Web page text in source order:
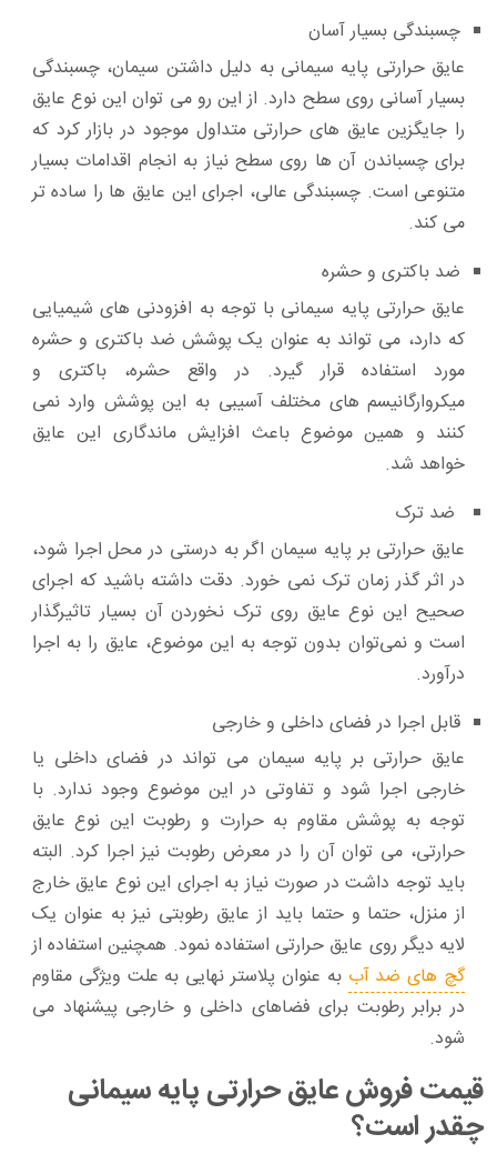
چسبندگی بسیار آسان
عایق حرارتی پایه سیمانی به دلیل داشتن سیمان، چسبندگی
بسیار آسانی روی سطح دارد. از این رو می توان این نوع عایق
را جایگزین عایق های حرارتی متداول موجود در بازار کرد که
برای چسباندن آن ها روی سطح نیاز به انجام اقدامات بسیار
متنوعی است. چسبندگی عالی، اجرای این عایق ها را ساده تر
می کند.
ضد باکتری و حشره
عایق حرارتی پایه سیمانی با توجه به افزودنی های شیمیایی
که دارد، می تواند به عنوان یک پوشش ضد باکتری و حشره
مورد استفاده قرار گیرد. در واقع حشره، باکتری و
میکروارگانیسم های مختلف آسیبی به این پوشش وارد نمی
کنند و همین موضوع باعث افزایش ماندگاری این عایق
خواهد شد.
ضد ترک
عایق حرارتی بر پایه سیمان اگر به درستی در محل اجرا شود،
در اثر گذر زمان ترک نمی خورد. دقت داشته باشید که اجرای
صحیح این نوع عایق روی ترک نخوردن آن بسیار تاثیرگذار
است و نمی‌توان بدون توجه به این موضوع، عایق را به اجرا
درآورد.
قابل اجرا در فضای داخلی و خارجی
عایق حرارتی بر پایه سیمان می تواند در فضای داخلی یا
خارجی اجرا شود و تفاوتی در این موضوع وجود ندارد. با
توجه به پوشش مقاوم به حرارت و رطوبت این نوع عایق
حرارتی، می توان آن را در معرض رطوبت نیز اجرا کرد. البته
باید توجه داشت در صورت نیاز به اجرای این نوع عایق خارج
از منزل، حتما و حتما باید از عایق رطوبتی نیز به عنوان یک
لایه دیگر روی عایق حرارتی استفاده نمود. همچنین استفاده از
گچ های ضد آب به عنوان پلاستر نهایی به علت ویژگی مقاوم
در برابر رطوبت برای فضاهای داخلی و خارجی پیشنهاد می
شود.
قیمت فروش عایق حرارتی پایه سیمانی
چقدر است؟